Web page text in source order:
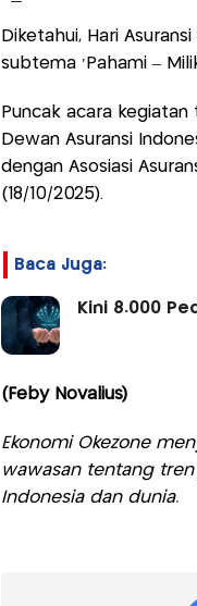
Diketahui, Hari
subtema 'Pahami –
Puncak acara
Dewan Asuransi
dengan Asosiasi
(18/10/2025).
Baca Juga:
Kini 8.000
(Feby Novalius)
Ekonomi Okezone
wawasan tentang tren
Indonesia dan dunia.